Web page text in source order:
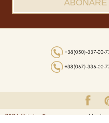
+38(050)-337-00-
+38(067)-336-00-
2026 © Inter Tex Harta